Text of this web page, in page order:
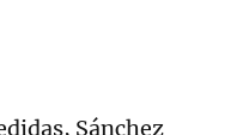
Sánchez